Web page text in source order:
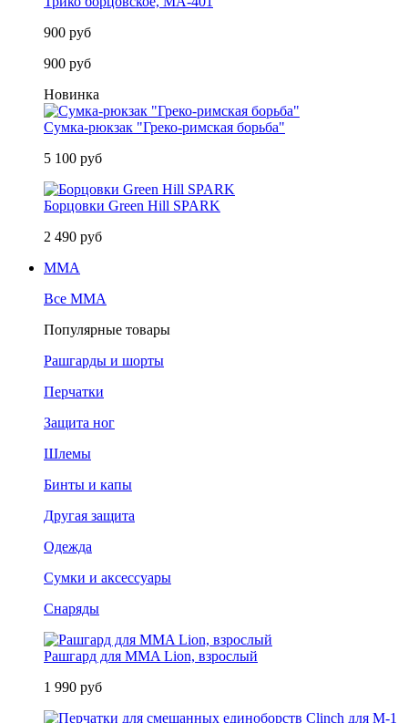
900 руб
900 руб
Новинка
Сумка-рюкзак "Греко-римская борьба"
5 100 руб
Борцовки Green Hill SPARK
2 490 руб
MMA
Все MMA
Популярные товары
Рашгарды и шорты
Перчатки
Защита ног
Шлемы
Бинты и капы
Другая защита
Одежда
Сумки и аксессуары
Снаряды
Рашгард для MMA Lion, взрослый
1 990 руб